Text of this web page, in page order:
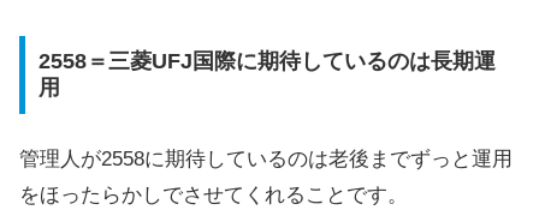
2558＝三菱UFJ国際に期待しているのは長期運
用
管理人が2558に期待しているのは老後までずっと運用
をほったらかしでさせてくれることです。